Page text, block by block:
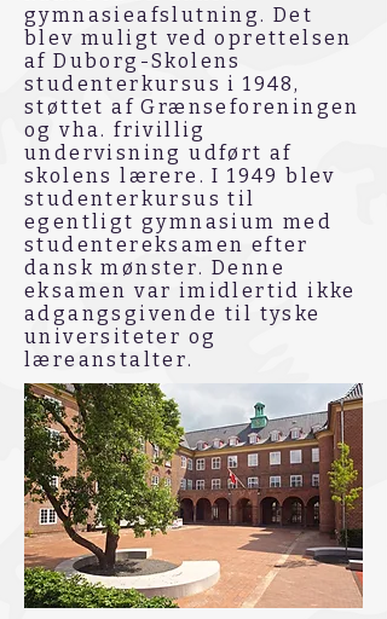
gymnasieafslutning. Det
blev muligt ved oprettelsen
af Duborg-Skolens
studenterkursus i 1948,
støttet af Grænseforeningen
og vha. frivillig
undervisning udført af
skolens lærere. I 1949 blev
studenterkursus til
egentligt gymnasium med
studentereksamen efter
dansk mønster. Denne
eksamen var imidlertid ikke
adgangsgivende til tyske
universiteter og
læreanstalter.